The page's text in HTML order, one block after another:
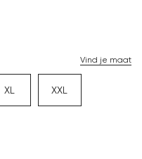
Vind je maat
XL XXL